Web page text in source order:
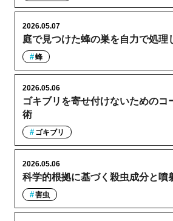
庭で見つけた蜂の巣を自力で処理
2026.05.07
蜂
ゴキブリを寄せ付けないためのコ
術
2026.05.06
ゴキブリ
科学的根拠に基づく殺虫成分と噴
2026.05.06
害虫